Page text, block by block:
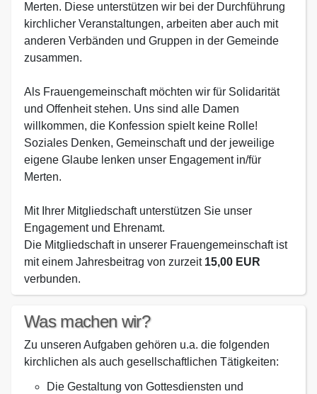
Merten. Diese unterstützen wir bei der Durchführung
kirchlicher Veranstaltungen, arbeiten aber auch mit
anderen Verbänden und Gruppen in der Gemeinde
zusammen.
Als Frauengemeinschaft möchten wir für Solidarität
und Offenheit stehen. Uns sind alle Damen
willkommen, die Konfession spielt keine Rolle!
Soziales Denken, Gemeinschaft und der jeweilige
eigene Glaube lenken unser Engagement in/für
Merten.
Mit Ihrer Mitgliedschaft unterstützen Sie unser
Engagement und Ehrenamt.
Die Mitgliedschaft in unserer Frauengemeinschaft ist
mit einem Jahresbeitrag von zurzeit 15,00 EUR
verbunden.
Was machen wir?
Zu unseren Aufgaben gehören u.a. die folgenden
kirchlichen als auch gesellschaftlichen Tätigkeiten:
Die Gestaltung von Gottesdiensten und